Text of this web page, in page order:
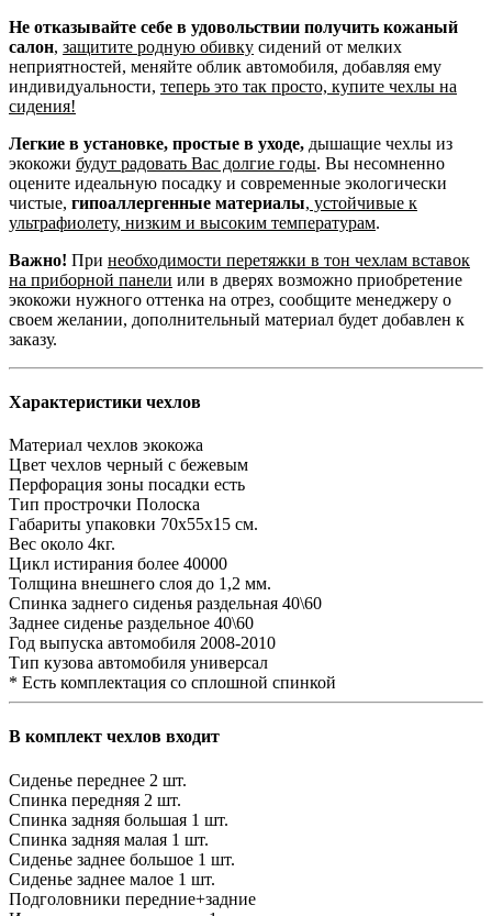
Не отказывайте себе в удовольствии получить кожаный
салон, защитите родную обивку сидений от мелких
неприятностей, меняйте облик автомобиля, добавляя ему
индивидуальности, теперь это так просто, купите чехлы на
сидения!
Легкие в установке, простые в уходе, дышащие чехлы из
экокожи будут радовать Вас долгие годы. Вы несомненно
оцените идеальную посадку и современные экологически
чистые, гипоаллергенные материалы, устойчивые к
ультрафиолету, низким и высоким температурам.
Важно! При необходимости перетяжки в тон чехлам вставок
на приборной панели или в дверях возможно приобретение
экокожи нужного оттенка на отрез, сообщите менеджеру о
своем желании, дополнительный материал будет добавлен к
заказу.
Характеристики чехлов
Материал чехлов экокожа
Цвет чехлов черный с бежевым
Перфорация зоны посадки есть
Тип прострочки Полоска
Габариты упаковки 70х55х15 см.
Вес около 4кг.
Цикл истирания более 40000
Толщина внешнего слоя до 1,2 мм.
Спинка заднего сиденья раздельная 40\60
Заднее сиденье раздельное 40\60
Год выпуска автомобиля 2008-2010
Тип кузова автомобиля универсал
* Есть комплектация со сплошной спинкой
В комплект чехлов входит
Сиденье переднее 2 шт.
Спинка передняя 2 шт.
Спинка задняя большая 1 шт.
Спинка задняя малая 1 шт.
Сиденье заднее большое 1 шт.
Сиденье заднее малое 1 шт.
Подголовники передние+задние